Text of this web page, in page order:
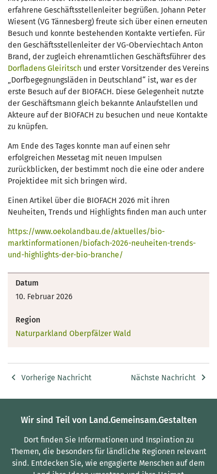
erfahrene Geschäftsstellenleiter begrüßen. Johann Peter
Wiesent (VG Tännesberg) freute sich über einen erneuten
Besuch und konnte bestehenden Kontakte vertiefen. Für
den Geschäftsstellenleiter der VG-Oberviechtach Anton
Brand, der zugleich ehrenamtlichen Geschäftsführer des
Dorfladens Gleiritsch und erster Vorsitzender des Vereins
„Dorfbegegnungsläden in Deutschland“ ist, war es der
erste Besuch auf der BIOFACH. Diese Gelegenheit nutzte
der Geschäftsmann gleich bekannte Anlaufstellen und
Akteure auf der BIOFACH zu besuchen und neue Kontakte
zu knüpfen.
Am Ende des Tages konnte man auf einen sehr
erfolgreichen Messetag mit neuen Impulsen
zurückblicken, der bestimmt noch die eine oder andere
Projektidee mit sich bringen wird.
Einen Artikel über die BIOFACH 2026 mit ihren
Neuheiten, Trends und Highlights finden man auch unter
https://www.oekolandbau.de/aktuelles/bio-
marktinformationen/biofach-2026-neuheiten-trends-
und-highlights-der-bio-branche/
Datum
10. Februar 2026
Region
Naturparkland Oberpfälzer Wald
Vorherige Nachricht Nächste Nachricht
Wir sind Teil von Land.Gemeinsam.Gestalten
Dort finden Sie Informationen und Inspiration zu
Themen, die besonders für ländliche Regionen relevant
sind. Entdecken Sie, wie engagierte Menschen auf dem